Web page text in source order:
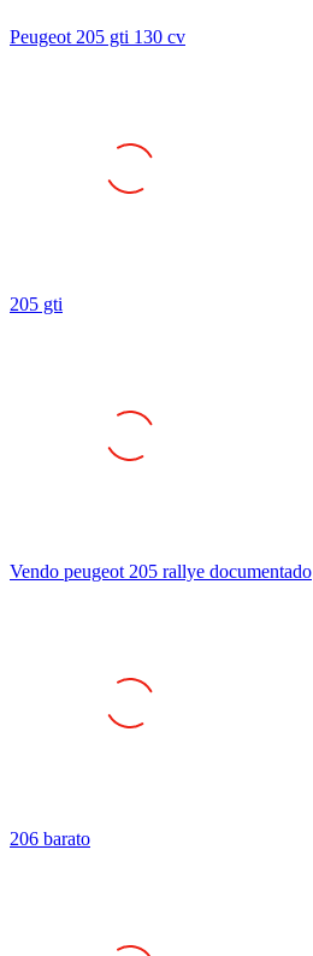
Peugeot 205 gti 130 cv
205 gti
Vendo peugeot 205 rallye documentado
206 barato